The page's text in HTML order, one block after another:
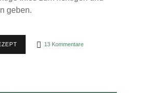
geben.
EINKOCHEN13 Kommentare